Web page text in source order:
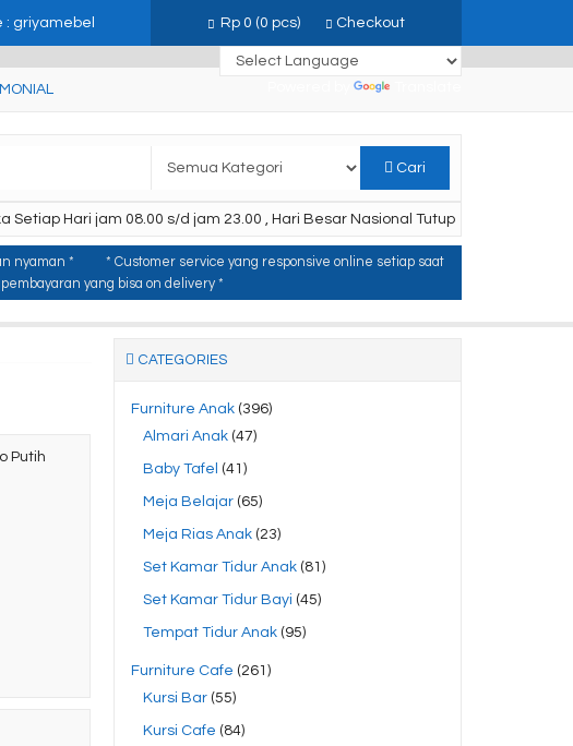
: griyamebel Rp 0 (0 pcs) Checkout
Cari
Setiap Hari jam 08.00 s/d jam 23.00 , Hari Besar Nasional Tutup
nyaman *
* Customer service yang responsive online setiap saat
yang bisa on delivery *
Putih
CATEGORIES
Furniture Anak(396)
Almari Anak(47)
Baby Tafel (41)
Meja Belajar(65)
Meja Rias Anak(23)
Set Kamar Tidur Anak(81)
Set Kamar Tidur Bayi (45)
Tempat Tidur Anak(95)
Furniture Cafe (261)
Kursi Bar(55)
Kursi Cafe (84)